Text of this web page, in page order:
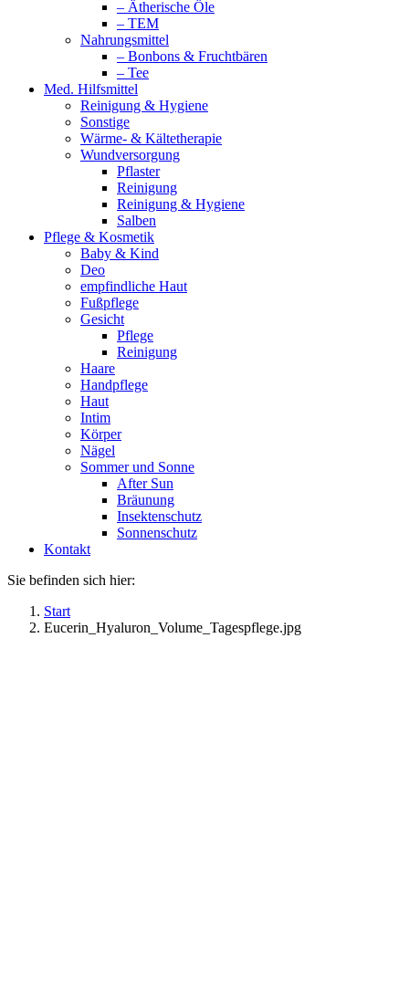
– Ätherische Öle
– TEM
Nahrungsmittel
– Bonbons & Fruchtbären
– Tee
Med. Hilfsmittel
Reinigung & Hygiene
Sonstige
Wärme- & Kältetherapie
Wundversorgung
Pflaster
Reinigung
Reinigung & Hygiene
Salben
Pflege & Kosmetik
Baby & Kind
Deo
empfindliche Haut
Fußpflege
Gesicht
Pflege
Reinigung
Haare
Handpflege
Haut
Intim
Körper
Nägel
Sommer und Sonne
After Sun
Bräunung
Insektenschutz
Sonnenschutz
Kontakt
Sie befinden sich hier:
Start
Eucerin_Hyaluron_Volume_Tagespflege.jpg